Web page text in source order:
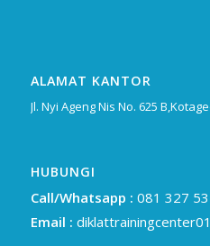
ALAMAT KANTOR
Jl. Nyi Ageng Nis No. 625
HUBUNGI
Call/Whatsapp : 081 327
Email :